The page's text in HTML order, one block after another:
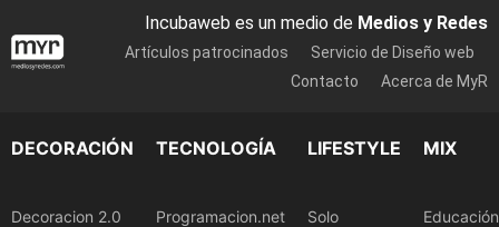
Incubaweb es un medio de Medios y Redes
Artículos patrocinados
Servicio de Diseño web
Contacto
Acerca de MyR
DECORACIÓN
Decoracion 2.0
TECNOLOGÍA
Programacion.net
LIFESTYLE
Solo
MIX
Educación